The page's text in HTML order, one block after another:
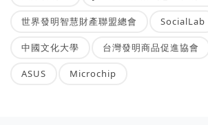
世界發明智慧財產聯盟總會 SocialLab
中國文化大學 台灣發明商品促進協會
ASUS Microchip